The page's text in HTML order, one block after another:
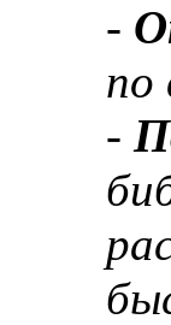
-
по
-